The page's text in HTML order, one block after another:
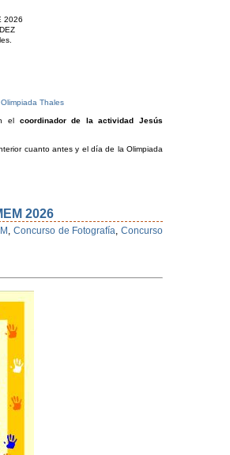
2026
Thales
el coordinador de la actividad Jesús
cuanto antes y el día de la Olimpiada
2026
, Concurso de Fotografía, Concurso